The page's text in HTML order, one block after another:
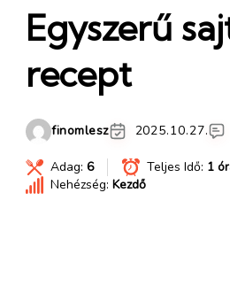
Egyszerű
recept
finomlesz 2025.10.27.
Adag: 6 Teljes Idő: 1
Nehézség: Kezdő